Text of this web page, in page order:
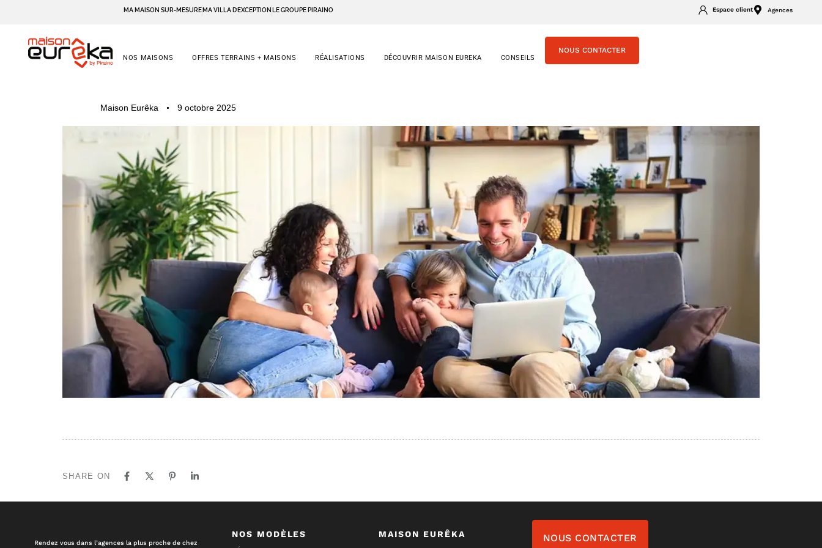
MA MAISON SUR-MESURE MA VILLA D’EXCEPTION LE GROUPE PIRAINO Espace client Agences
NOS MAISONS OFFRES TERRAINS + MAISONS RÉALISATIONS DÉCOUVRIR MAISON EUREKA CONSEILS
NOUS CONTACTER
Maison Eurêka
9 octobre 2025
SHARE ON
Rendez vous dans l’agences la plus proche de chez
NOS MODÈLES MAISON EURÊKA NOUS CONTACTER